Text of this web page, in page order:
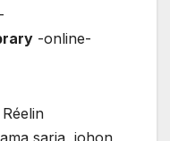
-
-online-
sarja, johon